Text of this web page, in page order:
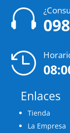


Enlaces
Tienda
La Empresa